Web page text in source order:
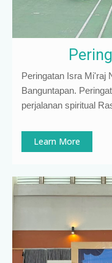
Peringatan Isra Mi'raj
Banguntapan.
perjalanan spiritual
Learn More